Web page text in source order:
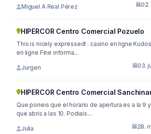
Miguel A Real Pérez 02.
HIPERCOR Centro Comercial Pozuelo
This is nicely expressed! . casino en ligne
en ligne Fine informa...
Jurgen 03.
HIPERCOR Centro Comercial
Que poneis que el horario de apertura es a la 9
que abrís a las 10. Podiais...
Julia 28.